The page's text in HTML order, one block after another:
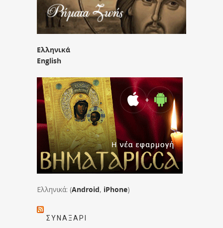
Ελληνικά
English
Ελληνικά: (Android, iPhone)
ΣΥΝΑΞΆΡΙ